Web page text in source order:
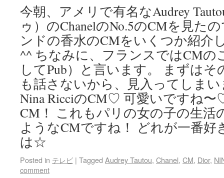
今朝、アメリで有名なAudrey
ゥ）のChanelのNo.5のCMを見た
ンドの香水のCMをいくつか紹介
^^ ちなみに、フランスではCMの
してPub）と言います。 まずはそ
も話さないから、見入ってしま
Nina RicciのCM♡ 可愛いですね
CM！ これもパリの女の子の生活
ようなCMですね！ どれが一番好
は☆
Posted in テレビ | Tagged Audrey Tautou, Chanel, CM, Dior,
comment